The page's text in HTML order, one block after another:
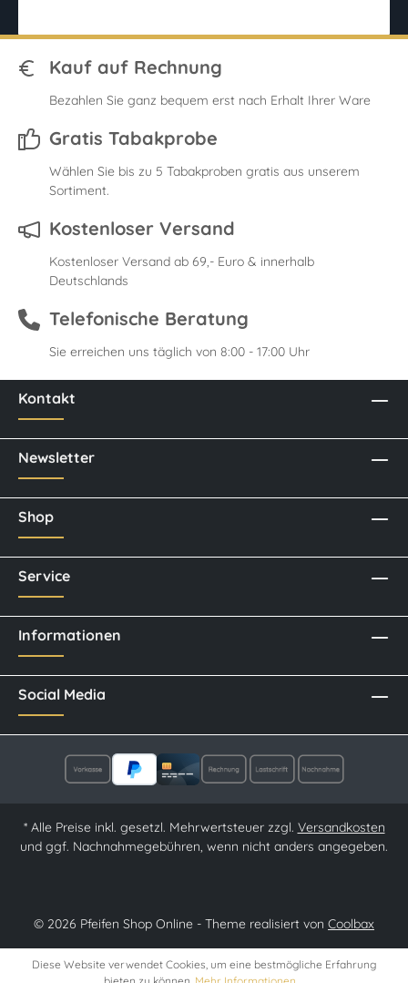
Kauf auf Rechnung
Bezahlen Sie ganz bequem erst nach Erhalt Ihrer Ware
Gratis Tabakprobe
Wählen Sie bis zu 5 Tabakproben gratis aus unserem
Sortiment.
Kostenloser Versand
Kostenloser Versand ab 69,- Euro & innerhalb
Deutschlands
Telefonische Beratung
Sie erreichen uns täglich von 8:00 - 17:00 Uhr
Kontakt
Newsletter
Social Media
Shop
Service
Informationen
* Alle Preise inkl. gesetzl. Mehrwertsteuer zzgl. Versandkosten
und ggf. Nachnahmegebühren, wenn nicht anders angegeben.
© 2026 Pfeifen Shop Online - Theme realisiert von Coolbax
Diese Website verwendet Cookies, um eine bestmögliche Erfahrung